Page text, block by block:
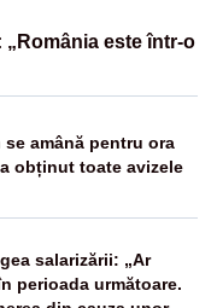
este într-o
amână pentru ora
obținut toate avizele
salarizării: „Ar
perioada următoare.